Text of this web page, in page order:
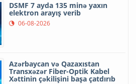
DSMF 7 ayda 135 minə yaxın
elektron arayış verib
06-08-2026
Azərbaycan və Qazaxıstan
Transxəzər Fiber-Optik Kabel
Xəttinin çəkilişini başa çatdırıb